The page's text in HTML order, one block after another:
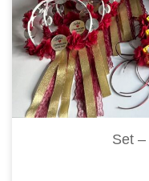
Set